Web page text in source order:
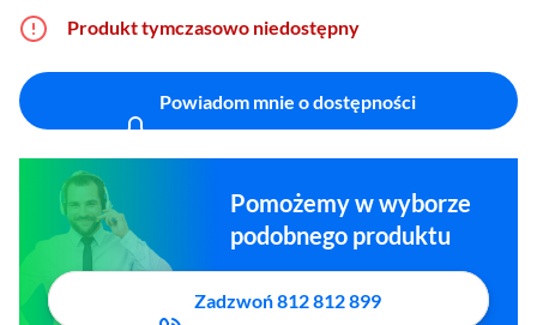
Produkt tymczasowo niedostępny
Powiadom mnie o dostępności
Pomożemy w wyborze
podobnego produktu
Zadzwoń 812 812 899